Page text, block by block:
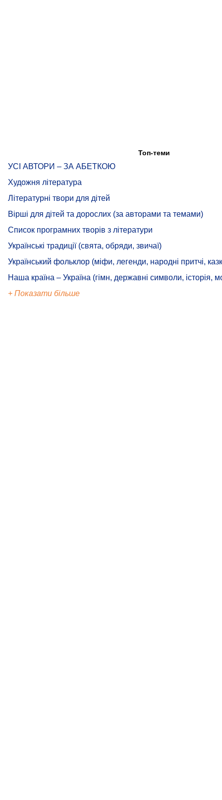
Топ-теми
УСІ АВТОРИ – ЗА АБЕТКОЮ
Художня література
Літературні твори для дітей
Вірші для дітей та дорослих (за авторами та темами)
Список програмних творів з літератури
Українські традиції (свята, обряди, звичаї)
Український фольклор (міфи, легенди, народні притчі,
Наша країна – Україна (гімн, державні символи, історія,
+ Показати більше